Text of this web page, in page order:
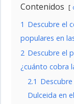
Contenidos
1 Descubre el
populares en
2 Descubre el
¿cuánto cobra
2.1
Dulceida en